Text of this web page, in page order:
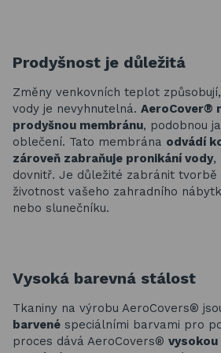
Prodyšnost je důležitá
Změny venkovních teplot
vody je nevyhnutelná. AeroCover®
prodyšnou membránu, podobnou
oblečení. Tato membrána odvádí
zároveň zabraňuje pronikání vody,
dovnitř. Je důležité zabránit
životnost vašeho zahradního
nebo slunečníku.
Vysoká barevná stálost
Tkaniny na výrobu AeroCovers®
barvené speciálními barvami pro
proces dává AeroCovers®